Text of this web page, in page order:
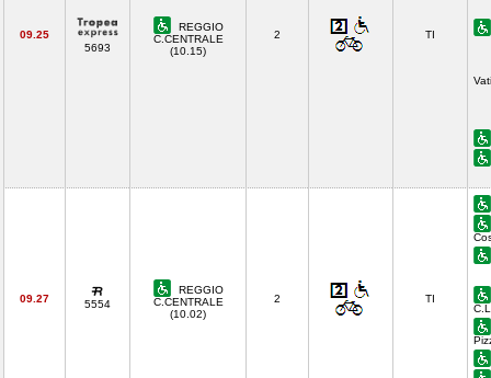
09.25
5693
REGGIO
C.CENTRALE
(10.15)
2 TI
09.27 5554
REGGIO
C.CENTRALE
(10.02)
2 TI